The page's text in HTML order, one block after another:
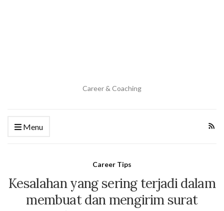
Career & Coaching
Menu
Career Tips
Kesalahan yang sering terjadi dalam
membuat dan mengirim surat